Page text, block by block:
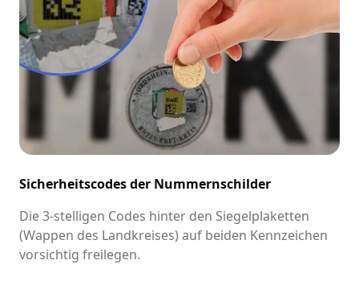
Sicherheitscodes der Nummernschilder
Die 3-stelligen Codes hinter den Siegelplaketten
(Wappen des Landkreises) auf beiden Kennzeichen
vorsichtig freilegen.